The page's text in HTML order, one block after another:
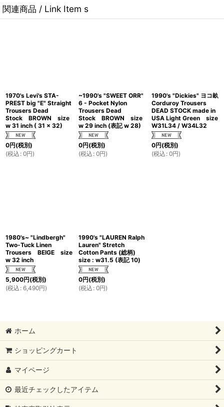
関連商品 / Link Item s
1970's Levi's STA-
PREST big "E" Straight
Trousers Dead
Stock BROWN size
w 31 inch ( 31 x 32)
0円(税別)
(税込 : 0円)
~1990's "SWEET ORR"
6 - Pocket Nylon
Trousers Dead
Stock BROWN size
w 29 inch (表記 w 28)
0円(税別)
(税込 : 0円)
1990's "Dickies" ヨコ畝
Corduroy Trousers
DEAD STOCK made in
USA Light Green size
W31L34 / W34L32
0円(税別)
(税込 : 0円)
1980's~ "Lindbergh"
Two-Tuck Linen
Trousers BEIGE size
w 32 inch
5,900円(税別)
(税込 : 6,490円)
1990's "LAUREN Ralph
Lauren" Stretch
Cotton Pants (総柄)
size : w31.5 (表記 10)
0円(税別)
(税込 : 0円)
ホーム
ショッピングカート
マイページ
最近チェックしたアイテム